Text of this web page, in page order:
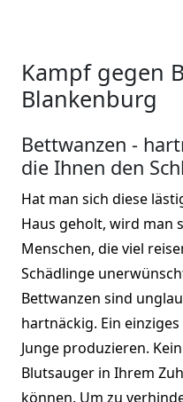
Kampf gegen
Blankenburg
Bettwanzen -
die Ihnen den
Hat man sich diese
Haus geholt, wird man
Menschen, die viel
Schädlinge
Bettwanzen sind
hartnäckig. Ein
Junge produzieren.
Blutsauger in Ihrem
können. Um zu